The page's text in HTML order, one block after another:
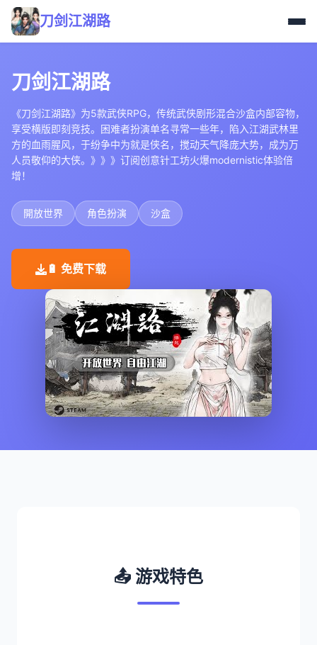
刀剑江湖路
刀剑江湖路
《刀剑江湖路》为5款武侠RPG，传统武侠剧形混合沙盒内部容物，
享受横版即刻竞技。困难者扮演单名寻常一些年，陷入江湖武林里
方的血雨腥风，于纷争中为就是侠名，搅动天气降庞大势，成为万
人员敬仰的大侠。》》》订阅创意针工坊火爆modernistic体验倍
增！
開放世界 角色扮演 沙盒
🔋 免费下载
📤 游戏特色